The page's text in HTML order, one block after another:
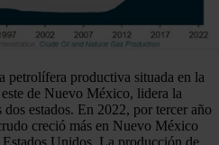
petrolífera productiva situada en la
de Nuevo México, lidera la
estados. En 2022, por tercer año
creció más en Nuevo México
Unidos. La producción de